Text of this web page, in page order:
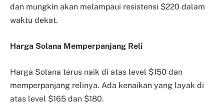
dan mungkin akan melampaui resistensi $220 dalam
waktu dekat.
Harga Solana Memperpanjang Reli
Harga Solana terus naik di atas level $150 dan
memperpanjang relinya. Ada kenaikan yang layak di
atas level $165 dan $180.